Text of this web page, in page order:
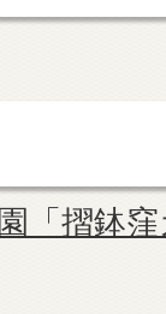
「摺鉢